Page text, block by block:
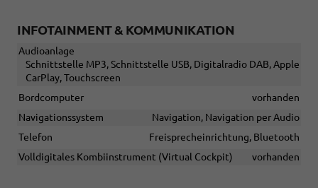
INFOTAINMENT & KOMMUNIKATION
Audioanlage
Schnittstelle MP3, Schnittstelle USB, Digitalradio DAB, Apple
CarPlay, Touchscreen
Bordcomputer
vorhanden
Navigationssystem
Navigation, Navigation per Audio
Telefon
Freisprecheinrichtung, Bluetooth
Volldigitales Kombiinstrument (Virtual Cockpit)
vorhanden